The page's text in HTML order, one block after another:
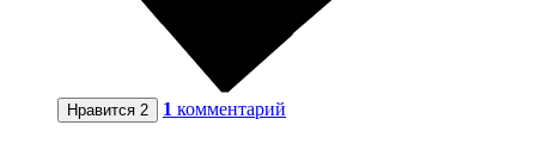
Нравится 2 1 комментарий